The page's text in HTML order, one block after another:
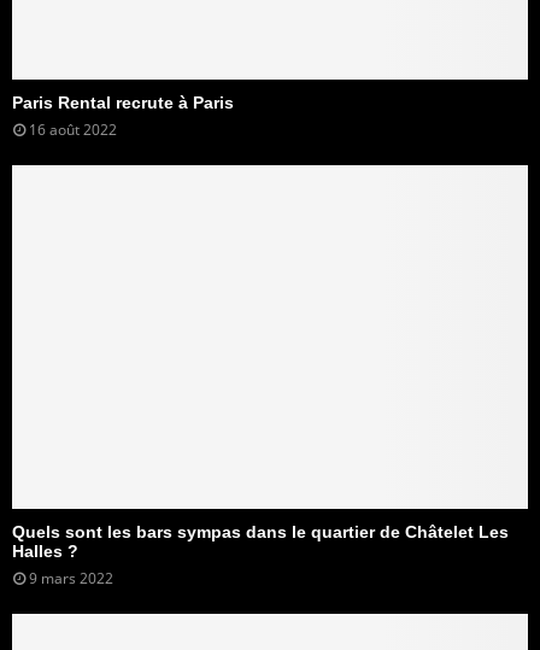
Paris Rental recrute à Paris
16 août 2022
Quels sont les bars sympas dans le quartier de Châtelet Les
Halles ?
9 mars 2022